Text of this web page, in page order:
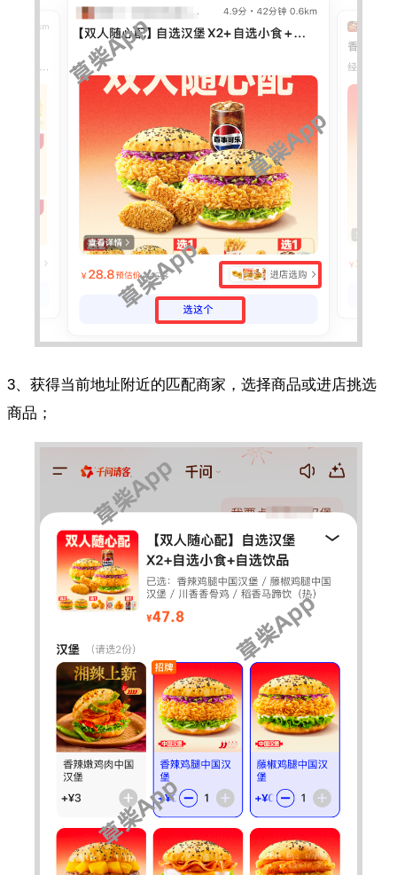
3、获得当前地址附近的匹配商家，选择商品或进店挑选
商品；